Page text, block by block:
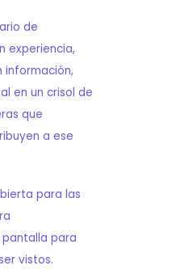
de
experiencia,
información,
en un crisol de
que
a ese
para las
para
vistos.